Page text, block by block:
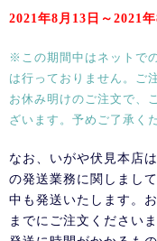
2021年8月13日～2021年
※この期間中はネットで
は行っておりません。ご
お休み明けのご注文で、
ざいます。予めご了承く
なお、いがや伏見本店
の発送業務に関しまし
中も発送いたします。
までにご注文ください